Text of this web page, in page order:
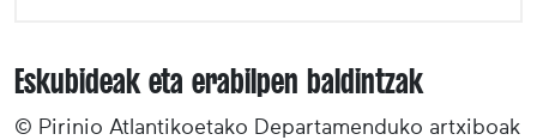
Eskubideak eta erabilpen baldintzak
© Pirinio Atlantikoetako Departamenduko artxiboak